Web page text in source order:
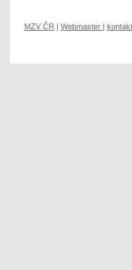
MZV ČR | Webmaster |